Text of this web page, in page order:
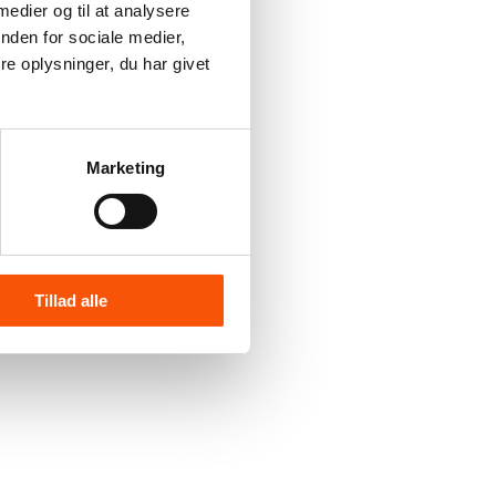
og til at analysere
for sociale medier,
oplysninger, du har givet
Marketing
Tillad alle